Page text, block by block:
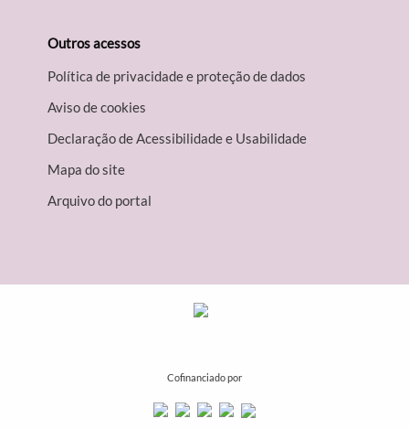
Outros acessos
Política de privacidade e proteção de dados
Aviso de cookies
Declaração de Acessibilidade e Usabilidade
Mapa do site
Arquivo do portal
Cofinanciado por